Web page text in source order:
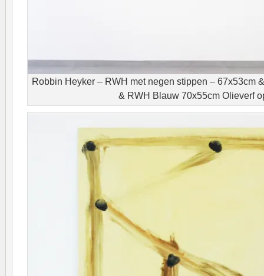
Robbin Heyker – RWH met negen stippen – 67x53cm
& RWH Blauw 70x55cm Olieverf